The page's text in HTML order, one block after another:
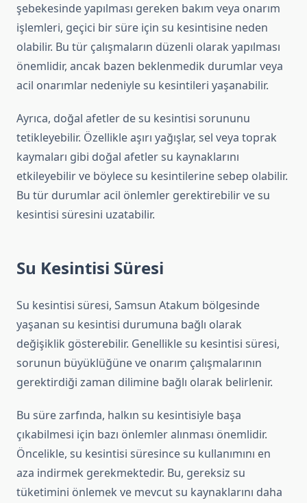
şebekesinde yapılması gereken bakım veya onarım
işlemleri, geçici bir süre için su kesintisine neden
olabilir. Bu tür çalışmaların düzenli olarak yapılması
önemlidir, ancak bazen beklenmedik durumlar veya
acil onarımlar nedeniyle su kesintileri yaşanabilir.
Ayrıca, doğal afetler de su kesintisi sorununu
tetikleyebilir. Özellikle aşırı yağışlar, sel veya toprak
kaymaları gibi doğal afetler su kaynaklarını
etkileyebilir ve böylece su kesintilerine sebep olabilir.
Bu tür durumlar acil önlemler gerektirebilir ve su
kesintisi süresini uzatabilir.
Su Kesintisi Süresi
Su kesintisi süresi, Samsun Atakum bölgesinde
yaşanan su kesintisi durumuna bağlı olarak
değişiklik gösterebilir. Genellikle su kesintisi süresi,
sorunun büyüklüğüne ve onarım çalışmalarının
gerektirdiği zaman dilimine bağlı olarak belirlenir.
Bu süre zarfında, halkın su kesintisiyle başa
çıkabilmesi için bazı önlemler alınması önemlidir.
Öncelikle, su kesintisi süresince su kullanımını en
aza indirmek gerekmektedir. Bu, gereksiz su
tüketimini önlemek ve mevcut su kaynaklarını daha